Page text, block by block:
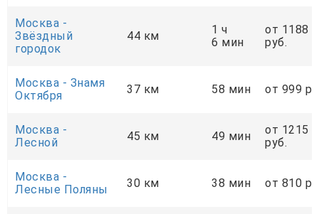
Москва -
Звёздный
городок
44 км
1 ч
6 мин
от 1188
руб.
Москва - Знамя
Октября
37 км 58 мин от 999
Москва -
Лесной
45 км 49 мин
от 1215
руб.
Москва -
Лесные Поляны
30 км 38 мин от 810